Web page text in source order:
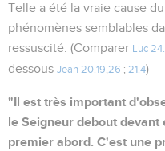
Telle a été la vraie cause
phénomènes semblables
ressuscité. (Comparer
Luc
dessous Jean 20.19 26 ; 21.4)
"Il est très important
le Seigneur debout
premier abord. C'est une